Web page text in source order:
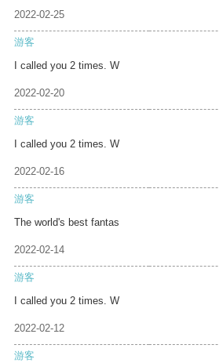
2022-02-25
游客
I called you 2 times. W
2022-02-20
游客
I called you 2 times. W
2022-02-16
游客
The world's best fantas
2022-02-14
游客
I called you 2 times. W
2022-02-12
游客